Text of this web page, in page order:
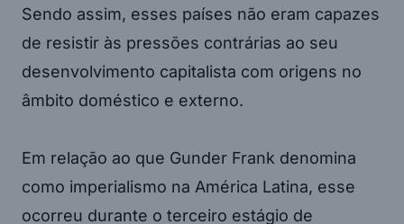
Sendo assim, esses países não eram capazes
de resistir às pressões contrárias ao seu
desenvolvimento capitalista com origens no
âmbito doméstico e externo.
Em relação ao que Gunder Frank denomina
como imperialismo na América Latina, esse
ocorreu durante o terceiro estágio de